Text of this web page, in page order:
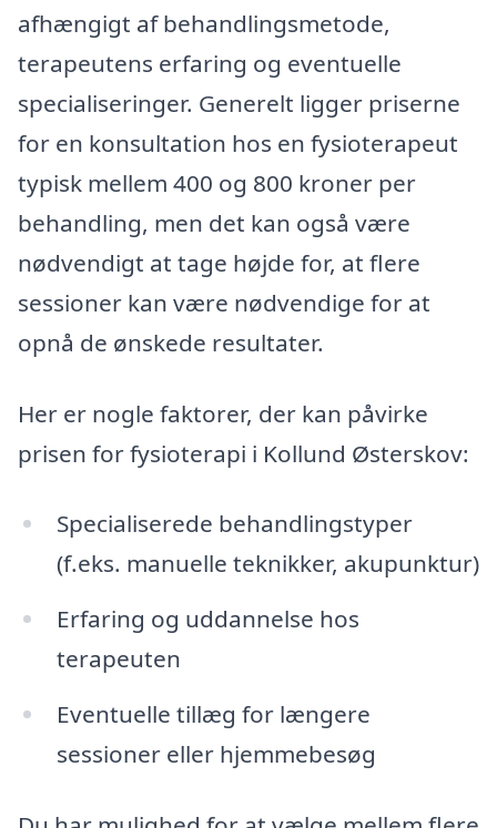
afhængigt af behandlingsmetode,
terapeutens erfaring og eventuelle
specialiseringer. Generelt ligger priserne
for en konsultation hos en fysioterapeut
typisk mellem 400 og 800 kroner per
behandling, men det kan også være
nødvendigt at tage højde for, at flere
sessioner kan være nødvendige for at
opnå de ønskede resultater.
Her er nogle faktorer, der kan påvirke
prisen for fysioterapi i Kollund Østerskov:
Specialiserede behandlingstyper
(f.eks. manuelle teknikker, akupunktur)
Erfaring og uddannelse hos
terapeuten
Eventuelle tillæg for længere
sessioner eller hjemmebesøg